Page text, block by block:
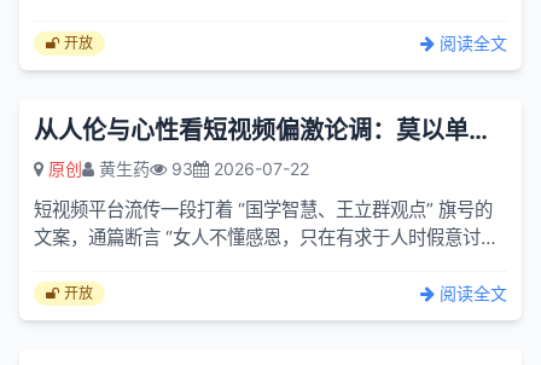
的两端...
开放 阅读全文
从人伦与心性看短视频偏激论调：莫以单一恩怨 定义一整个性别
原创 黄生药 93 2026-07-22
短视频平台流传一段打着 “国学智慧、王立群观点” 旗号的
文案，通篇断言 “女人不懂感恩，只在有求于人时假意讨
意，...
开放 阅读全文